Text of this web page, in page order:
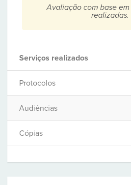
Avaliação com base
realizadas.
Serviços realizados
Protocolos
Audiências
Cópias